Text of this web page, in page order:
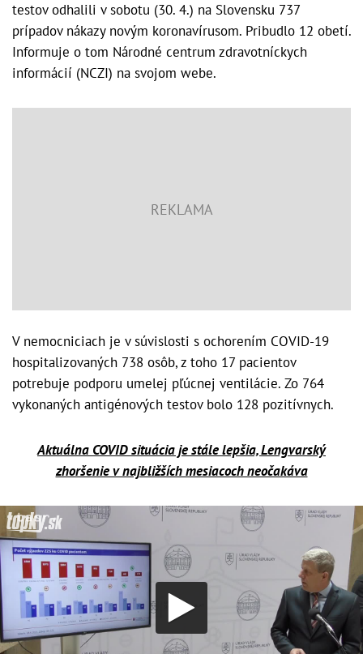
testov odhalili v sobotu (30. 4.) na Slovensku 737
prípadov nákazy novým koronavírusom. Pribudlo 12 obetí.
Informuje o tom Národné centrum zdravotníckych
informácií (NCZI) na svojom webe.
V nemocniciach je v súvislosti s ochorením COVID-19
hospitalizovaných 738 osôb, z toho 17 pacientov
potrebuje podporu umelej pľúcnej ventilácie. Zo 764
vykonaných antigénových testov bolo 128 pozitívnych.
Aktuálna COVID situácia je stále lepšia, Lengvarský
zhoršenie v najbližších mesiacoch neočakáva